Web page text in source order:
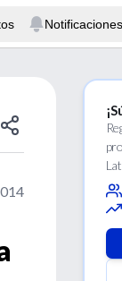
Notificaciones